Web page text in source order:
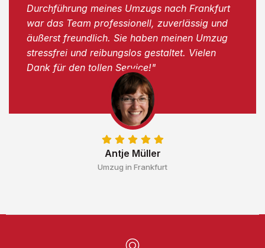
Antje Müller
Umzug in Frankfurt
Durchführung meines Umzugs nach Frankfurt
war das Team professionell, zuverlässig und
äußerst freundlich. Sie haben meinen Umzug
stressfrei und reibungslos gestaltet. Vielen
Dank für den tollen Service!"